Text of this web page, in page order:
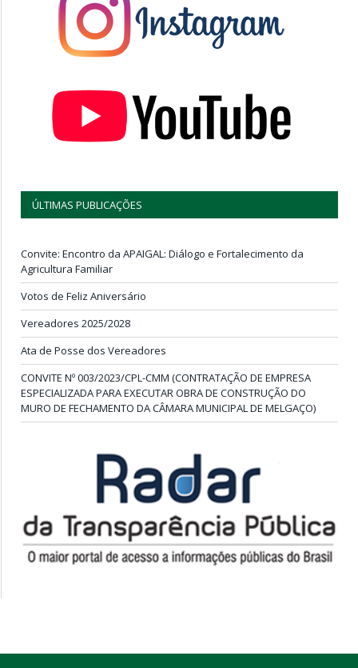
ÚLTIMAS PUBLICAÇÕES
Convite: Encontro da APAIGAL: Diálogo e Fortalecimento da
Agricultura Familiar
Votos de Feliz Aniversário
Vereadores 2025/2028
Ata de Posse dos Vereadores
CONVITE Nº 003/2023/CPL-CMM (CONTRATAÇÃO DE EMPRESA
ESPECIALIZADA PARA EXECUTAR OBRA DE CONSTRUÇÃO DO
MURO DE FECHAMENTO DA CÂMARA MUNICIPAL DE MELGAÇO)